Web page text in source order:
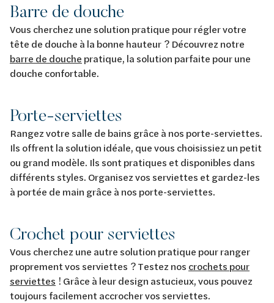
Barre de douche
Vous cherchez une solution pratique pour régler votre
tête de douche à la bonne hauteur ? Découvrez notre
barre de douche pratique, la solution parfaite pour une
douche confortable.
Porte-serviettes
Rangez votre salle de bains grâce à nos porte-serviettes.
Ils offrent la solution idéale, que vous choisissiez un petit
ou grand modèle. Ils sont pratiques et disponibles dans
différents styles. Organisez vos serviettes et gardez-les
à portée de main grâce à nos porte-serviettes.
Crochet pour serviettes
Vous cherchez une autre solution pratique pour ranger
proprement vos serviettes ? Testez nos crochets pour
serviettes ! Grâce à leur design astucieux, vous pouvez
toujours facilement accrocher vos serviettes.